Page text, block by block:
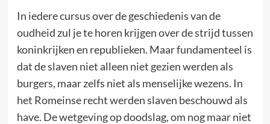
In iedere cursus over de geschiedenis van de
oudheid zul je te horen krijgen over de strijd tussen
koninkrijken en republieken. Maar fundamenteel is
dat de slaven niet alleen niet gezien werden als
burgers, maar zelfs niet als menselijke wezens. In
het Romeinse recht werden slaven beschouwd als
have. De wetgeving op doodslag, om nog maar niet